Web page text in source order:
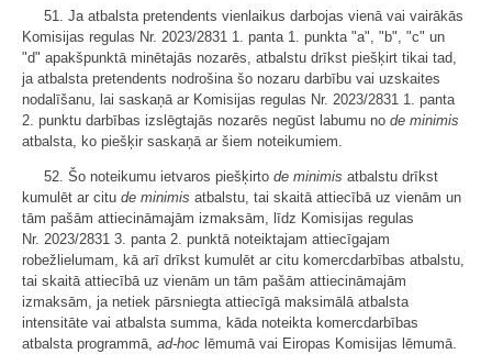
51. Ja atbalsta pretendents vienlaikus darbojas vienā vai vairākās
Komisijas regulas Nr. 2023/2831 1. panta 1. punkta "a", "b", "c" un
"d" apakšpunktā minētajās nozarēs, atbalstu drīkst piešķirt tikai tad,
ja atbalsta pretendents nodrošina šo nozaru darbību vai uzskaites
nodalīšanu, lai saskaņā ar Komisijas regulas Nr. 2023/2831 1. panta
2. punktu darbības izslēgtajās nozarēs negūst labumu no de minimis
atbalsta, ko piešķir saskaņā ar šiem noteikumiem.
52. Šo noteikumu ietvaros piešķirto de minimis atbalstu drīkst
kumulēt ar citu de minimis atbalstu, tai skaitā attiecībā uz vienām un
tām pašām attiecināmajām izmaksām, līdz Komisijas regulas
Nr. 2023/2831 3. panta 2. punktā noteiktajam attiecīgajam
robežlielumam, kā arī drīkst kumulēt ar citu komercdarbības atbalstu,
tai skaitā attiecībā uz vienām un tām pašām attiecināmajām
izmaksām, ja netiek pārsniegta attiecīgā maksimālā atbalsta
intensitāte vai atbalsta summa, kāda noteikta komercdarbības
atbalsta programmā, ad-hoc lēmumā vai Eiropas Komisijas lēmumā.